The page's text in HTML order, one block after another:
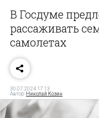
В Госдуме
рассаживать
самолетах
30.07.2024 17:13
Автор: Николай Козин